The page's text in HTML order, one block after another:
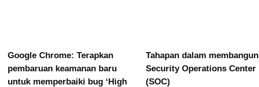
Google Chrome: Terapkan
pembaruan keamanan baru
untuk memperbaiki bug ‘High
Tahapan dalam membangun
Security Operations Center
(SOC)